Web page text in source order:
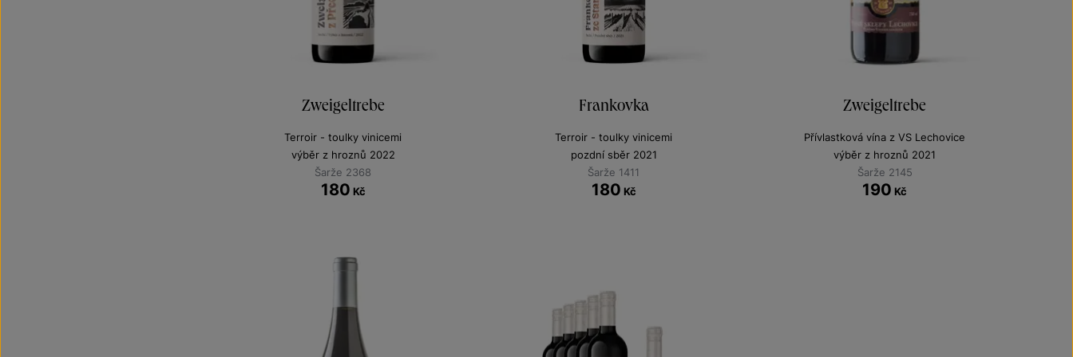
Zweigeltrebe
Terroir - toulky vinicemi
výběr z hroznů 2022
Šarže 2368
180 Kč
Frankovka
Terroir - toulky vinicemi
pozdní sběr 2021
Šarže 1411
180 Kč
Zweigeltrebe
Přívlastková vína z VS Lechovice
výběr z hroznů 2021
Šarže 2145
190 Kč